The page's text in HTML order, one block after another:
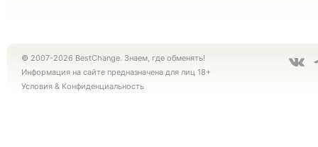
© 2007-2026 BestChange. Знаем, где обменять!
Информация на сайте предназначена для лиц 18+
Условия & Конфиденциальность